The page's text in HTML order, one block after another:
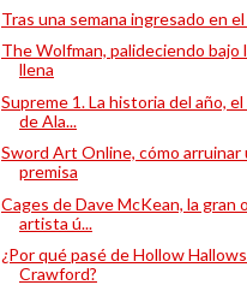
Tras una semana ingresado en
The Wolfman, palideciendo bajo
llena
Supreme 1. La historia del año,
de Ala...
Sword Art Online, cómo arruinar
premisa
Cages de Dave McKean, la gran
artista ú...
¿Por qué pasé de Hollow
Crawford?